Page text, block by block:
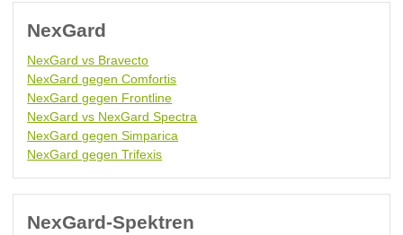
NexGard
NexGard vs Bravecto
NexGard gegen Comfortis
NexGard gegen Frontline
NexGard vs NexGard Spectra
NexGard gegen Simparica
NexGard gegen Trifexis
NexGard-Spektren